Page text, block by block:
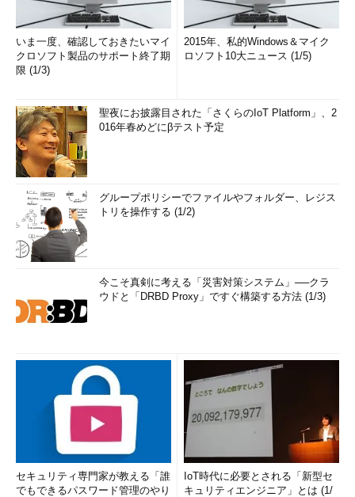
いま一度、確認しておきたいマイ
クロソフト製品のサポート終了期
限 (1/3)
2015年、私的Windows＆マイク
ロソフト10大ニュース (1/5)
聖夜にお披露目された「さくらのIoT Platform」、2
016年春めどにβテスト予定
グループポリシーでファイルやフォルダー、レジス
トリを操作する (1/2)
今こそ真剣に考える「災害対策システム」──クラ
ウドと「DRBD Proxy」ですぐ構築する方法 (1/3)
セキュリティ専門家が教える「誰
でもできるパスワード管理のやり
IoT時代に必要とされる「新型セ
キュリティエンジニア」とは (1/